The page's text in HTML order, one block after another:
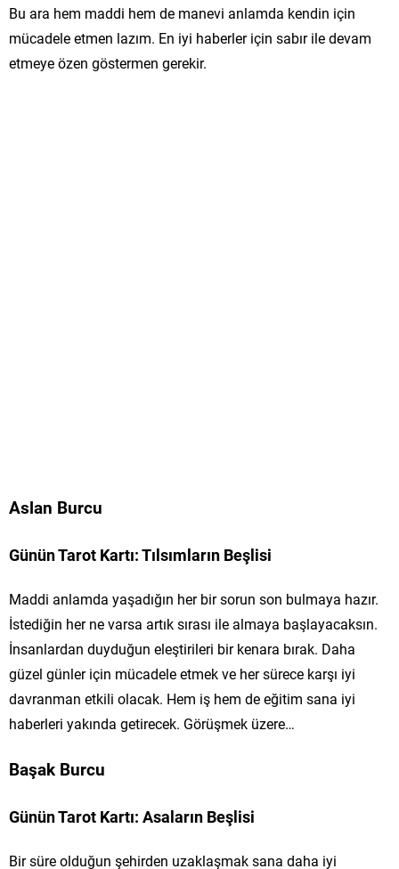
Bu ara hem maddi hem de manevi anlamda kendin için
mücadele etmen lazım. En iyi haberler için sabır ile devam
etmeye özen göstermen gerekir.
Aslan Burcu
Günün Tarot Kartı: Tılsımların Beşlisi
Maddi anlamda yaşadığın her bir sorun son bulmaya hazır.
İstediğin her ne varsa artık sırası ile almaya başlayacaksın.
İnsanlardan duyduğun eleştirileri bir kenara bırak. Daha
güzel günler için mücadele etmek ve her sürece karşı iyi
davranman etkili olacak. Hem iş hem de eğitim sana iyi
haberleri yakında getirecek. Görüşmek üzere…
Başak Burcu
Günün Tarot Kartı: Asaların Beşlisi
Bir süre olduğun şehirden uzaklaşmak sana daha iyi